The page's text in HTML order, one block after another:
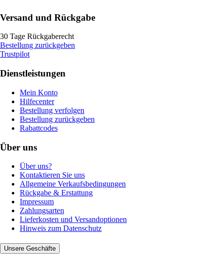
Versand und Rückgabe
30 Tage Rückgaberecht
Bestellung zurückgeben
Trustpilot
Dienstleistungen
Mein Konto
Hilfecenter
Bestellung verfolgen
Bestellung zurückgeben
Rabattcodes
Über uns
Über uns?
Kontaktieren Sie uns
Allgemeine Verkaufsbedingungen
Rückgabe & Erstattung
Impressum
Zahlungsarten
Lieferkosten und Versandoptionen
Hinweis zum Datenschutz
Unsere Geschäfte